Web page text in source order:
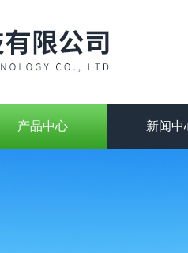
产品中心 新闻中